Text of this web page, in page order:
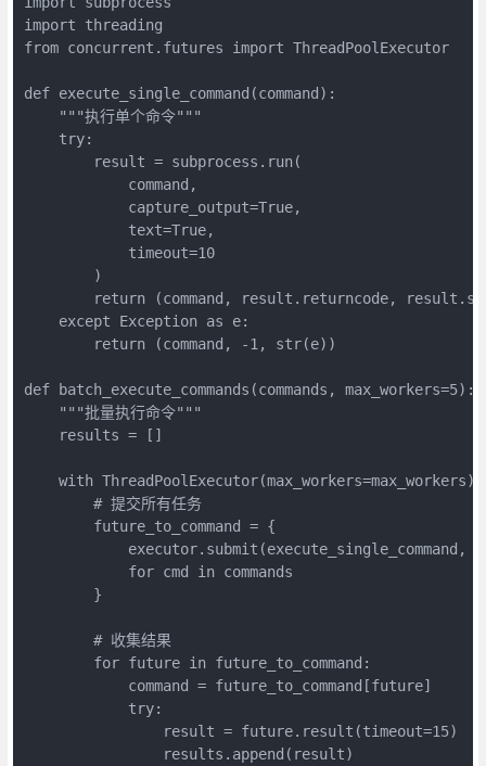
import threading
from concurrent.futures import ThreadPoolExecutor
def execute_single_command(command):
    """执行单个命令"""
    try:
        result = subprocess.run(
            command,
            capture_output=True,
            text=True,
            timeout=10
        )
return (command, result.returncode,
    except Exception as e:
        return (command, -1, str(e))
def batch_execute_commands(commands, max_workers=5):
    """批量执行命令"""
    results = []
with ThreadPoolExecutor(max_workers=max_workers)
        # 提交所有任务
        future_to_command = {
executor.submit(execute_single_command,
            for cmd in commands
        }
        # 收集结果
        for future in future_to_command:
            command = future_to_command[future]
            try:
                result = future.result(timeout=15)
                results.append(result)